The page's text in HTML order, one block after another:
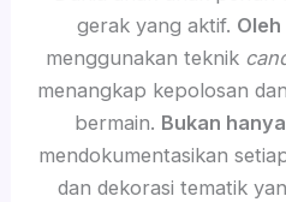
gerak yang aktif.
menggunakan teknik
menangkap kepolosan
bermain. Bukan
mendokumentasikan
dan dekorasi tematik